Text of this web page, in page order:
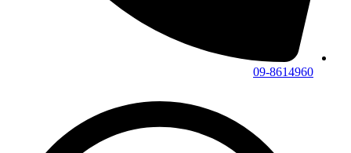
09-8614960